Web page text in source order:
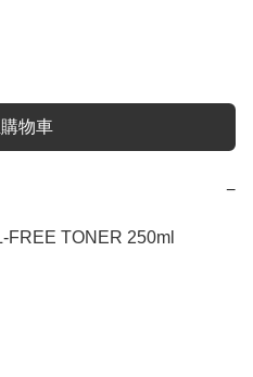
物車
−
FREE TONER 250ml